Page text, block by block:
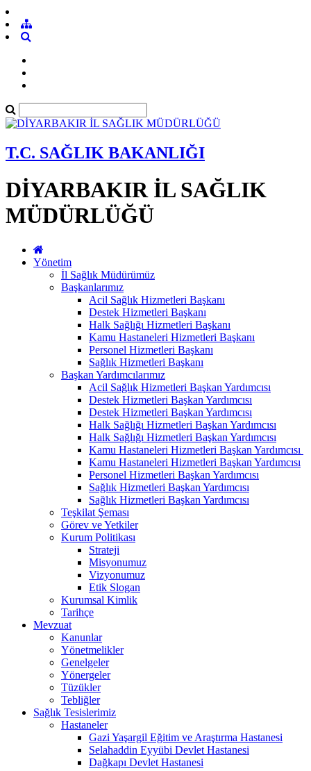
T.C. SAĞLIK BAKANLIĞI
DİYARBAKIR İL SAĞLIK
MÜDÜRLÜĞÜ
Yönetim
İl Sağlık Müdürümüz
Başkanlarımız
Acil Sağlık Hizmetleri Başkanı
Destek Hizmetleri Başkanı
Halk Sağlığı Hizmetleri Başkanı
Kamu Hastaneleri Hizmetleri Başkanı
Personel Hizmetleri Başkanı
Sağlık Hizmetleri Başkanı
Başkan Yardımcılarımız
Acil Sağlık Hizmetleri Başkan Yardımcısı
Destek Hizmetleri Başkan Yardımcısı
Destek Hizmetleri Başkan Yardımcısı
Halk Sağlığı Hizmetleri Başkan Yardımcısı
Halk Sağlığı Hizmetleri Başkan Yardımcısı
Kamu Hastaneleri Hizmetleri Başkan Yardımcısı ​
Kamu Hastaneleri Hizmetleri Başkan Yardımcısı
Personel Hizmetleri Başkan Yardımcısı
Sağlık Hizmetleri Başkan Yardımcısı
Sağlık Hizmetleri Başkan Yardımcısı
Teşkilat Şeması
Görev ve Yetkiler
Kurum Politikası
Strateji
Misyonumuz
Vizyonumuz
Etik Slogan
Kurumsal Kimlik
Tarihçe
Mevzuat
Kanunlar
Yönetmelikler
Genelgeler
Yönergeler
Tüzükler
Tebliğler
Sağlık Tesislerimiz
Hastaneler
Gazi Yaşargil Eğitim ve Araştırma Hastanesi
Selahaddin Eyyübi Devlet Hastanesi
Dağkapı Devlet Hastanesi